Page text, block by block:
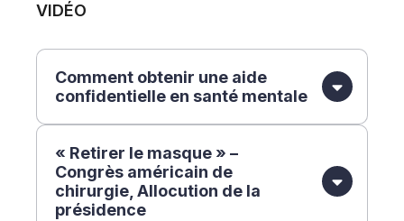
VIDÉO
Comment obtenir une aide
confidentielle en santé mentale
« Retirer le masque » –
Congrès américain de
chirurgie, Allocution de la
présidence